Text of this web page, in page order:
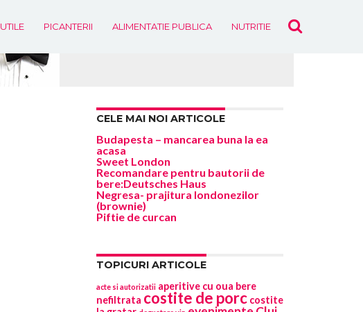
UTILE PICANTERII ALIMENTATIE PUBLICA NUTRITIE EVENIMENTE
CELE MAI NOI ARTICOLE
Budapesta – mancarea buna la ea
acasa
Sweet London
Recomandare pentru bautorii de
bere:Deutsches Haus
Negresa- prajitura londonezilor
(brownie)
Piftie de curcan
TOPICURI ARTICOLE
acte si autorizatii aperitive cu oua bere
nefiltrata costite de porc costite